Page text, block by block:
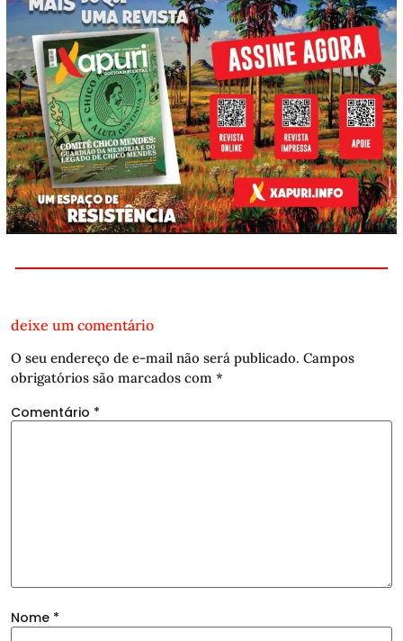
deixe um comentário
O seu endereço de e-mail não será publicado. Campos
obrigatórios são marcados com *
Comentário *
Nome *